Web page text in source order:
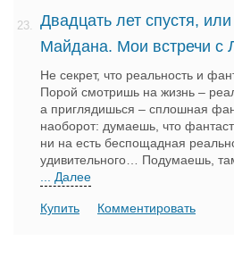
23.
Двадцать лет спустя,
Майдана. Мои встречи с
Не секрет, что реальность и
Порой смотришь на жизнь –
а приглядишься – сплошная
наоборот: думаешь, что
ни на есть беспощадная
удивительного… Подумаешь,
... Далее
Купить Комментировать